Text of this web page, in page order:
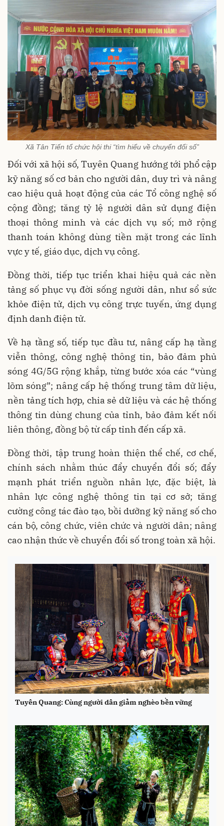
Xã Tân Tiến tổ chức hội thi “tìm hiểu về chuyển đổi số”
Đối với xã hội số, Tuyên Quang hướng tới phổ cập
kỹ năng số cơ bản cho người dân, duy trì và nâng
cao hiệu quả hoạt động của các Tổ công nghệ số
cộng đồng; tăng tỷ lệ người dân sử dụng điện
thoại thông minh và các dịch vụ số; mở rộng
thanh toán không dùng tiền mặt trong các lĩnh
vực y tế, giáo dục, dịch vụ công.
Đồng thời, tiếp tục triển khai hiệu quả các nền
tảng số phục vụ đời sống người dân, như sổ sức
khỏe điện tử, dịch vụ công trực tuyến, ứng dụng
định danh điện tử.
Về hạ tầng số, tiếp tục đầu tư, nâng cấp hạ tầng
viễn thông, công nghệ thông tin, bảo đảm phủ
sóng 4G/5G rộng khắp, từng bước xóa các “vùng
lõm sóng”; nâng cấp hệ thống trung tâm dữ liệu,
nền tảng tích hợp, chia sẻ dữ liệu và các hệ thống
thông tin dùng chung của tỉnh, bảo đảm kết nối
liên thông, đồng bộ từ cấp tỉnh đến cấp xã.
Đồng thời, tập trung hoàn thiện thể chế, cơ chế,
chính sách nhằm thúc đẩy chuyển đổi số; đẩy
mạnh phát triển nguồn nhân lực, đặc biệt, là
nhân lực công nghệ thông tin tại cơ sở; tăng
cường công tác đào tạo, bồi dưỡng kỹ năng số cho
cán bộ, công chức, viên chức và người dân; nâng
cao nhận thức về chuyển đổi số trong toàn xã hội.
Tuyên Quang: Cùng người dân giảm nghèo bền vững